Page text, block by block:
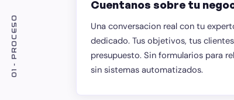
01 - PROCESO
Cuentanos sobre tu
Una conversacion real con tu
dedicado. Tus objetivos, tus
presupuesto. Sin formularios para
sin sistemas automatizados.